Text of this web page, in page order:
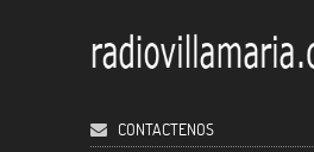
CONTACTENOS